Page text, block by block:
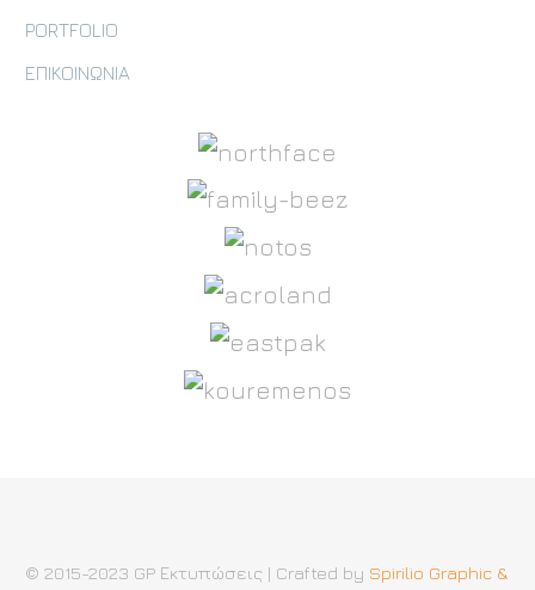
PORTFOLIO
ΕΠΙΚΟΙΝΩΝΙΑ
© 2015-2023 GP Εκτυπώσεις | Crafted by Spirilio Graphic &